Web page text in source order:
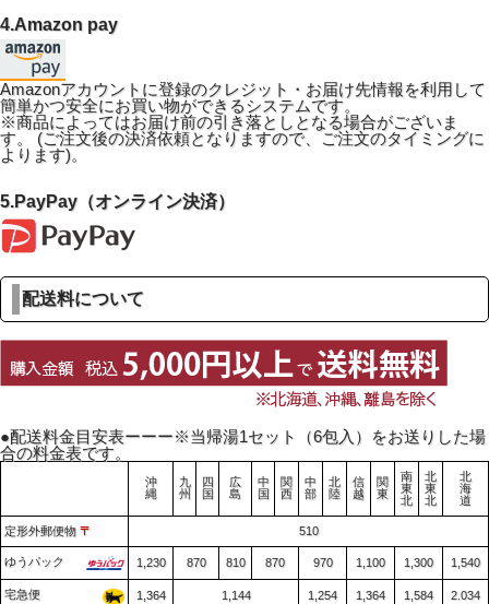
4.Amazon pay
Amazonアカウントに登録のクレジット・お届け先情報を利用して
簡単かつ安全にお買い物ができるシステムです。
※商品によってはお届け前の引き落としとなる場合がございま
す。 (ご注文後の決済依頼となりますので、ご注文のタイミングに
よります)。
5.PayPay（オンライン決済）
配送料について
●配送料金目安表ーーー※当帰湯1セット（6包入）をお送りした場
合の料金表です。
沖
縄
九
州
四
国
広
島
中
国
関
西
中
部
北
陸
信
越
関
東
南
東
北
北
東
北
北
海
道
定形外郵便物 〒 510
ゆうパック 1,230 870 810 870 970 1,100 1,300 1,540
宅急便 1,364 1,144 1,254 1,364 1,584 2.034